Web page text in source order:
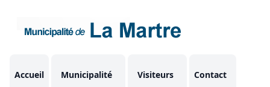
Accueil Municipalité Visiteurs Contact